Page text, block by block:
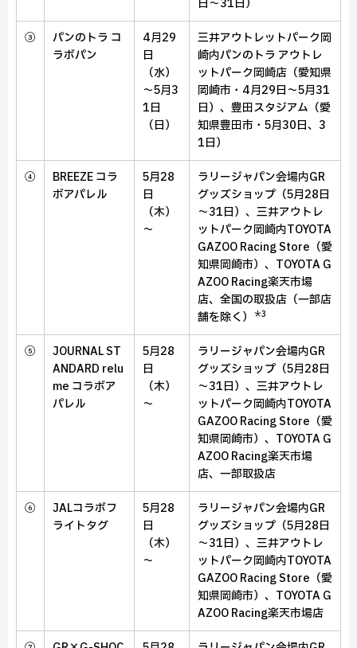
日～31日）
③
パンのトラ コ
ラボパン
4月29
日
（水）
～5月3
1日
（日）
三井アウトレットパーク岡
崎内パンのトラ アウトレ
ットパーク岡崎店（愛知県
岡崎市・4月29日～5月31
日）、 豊田スタジアム（愛
知県豊田市・5月30日、3
1日）
④
BREEZE コラ
ボアパレル
5月28
日
（木）
～
ラリージャパン会場内GR
グッズショップ（5月28日
～31日）、 三井アウトレ
ットパーク岡崎内TOYOTA
GAZOO Racing Store（愛
知県岡崎市）、 TOYOTA G
AZOO Racing楽天市場
店、 全国の取扱店（一部店
舗を除く）
＊3
⑤
JOURNAL ST
ANDARD relu
me コラボア
パレル
5月28
日
（木）
～
ラリージャパン会場内GR
グッズショップ（5月28日
～31日）、 三井アウトレ
ットパーク岡崎内TOYOTA
GAZOO Racing Store（愛
知県岡崎市）、 TOYOTA G
AZOO Racing楽天市場
店、 一部取扱店
⑥
JALコラボフ
ライトタグ
5月28
日
（木）
～
ラリージャパン会場内GR
グッズショップ（5月28日
～31日）、 三井アウトレ
ットパーク岡崎内TOYOTA
GAZOO Racing Store（愛
知県岡崎市）、 TOYOTA G
AZOO Racing楽天市場店